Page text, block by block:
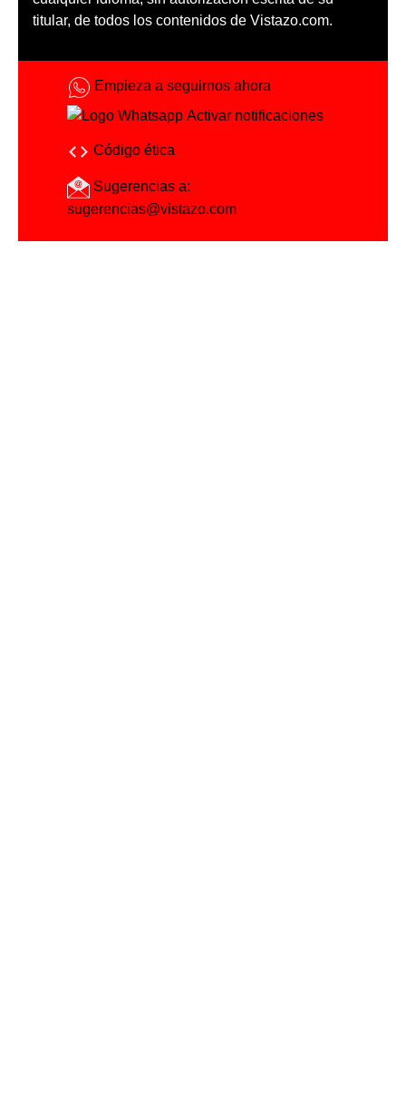
titular, de todos los contenidos de Vistazo.com.
Empieza a seguirnos ahora
Activar notificaciones
Código ética
Sugerencias a:
sugerencias@vistazo.com